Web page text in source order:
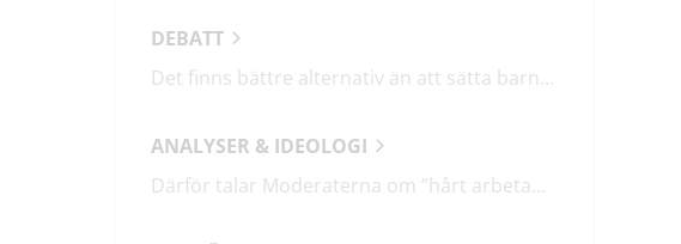
DEBATT
Det finns bättre alternativ än att sätta barn i fängelse
ANALYSER & IDEOLOGI
Därför talar Moderaterna om ”hårt arbetande människor”